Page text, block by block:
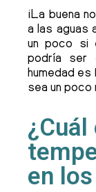
¡La buena
a las aguas
un poco si
podría ser
humedad es
sea un poco
¿Cuál
en